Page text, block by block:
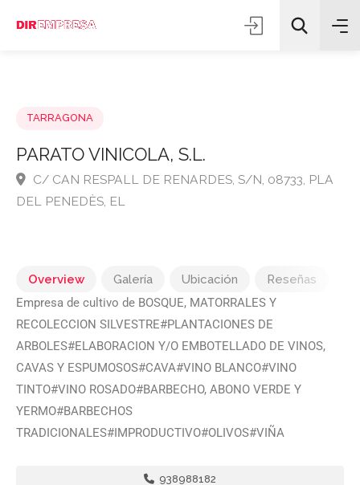
Todas las categorías
PARATO VINICOLA, S.L.
C/ CAN RESPALL DE RENARDES, S/N, 08733,
Overview Galería Ubicación
Reseñas
Empresa de cultivo de BOSQUE, MATORRALES Y
RECOLECCION SILVESTRE#PLANTACIONES DE
ARBOLES#ELABORACION Y/O EMBOTELLADO DE VINOS,
CAVAS Y ESPUMOSOS#CAVA#VINO BLANCO#VINO
TINTO#VINO ROSADO#BARBECHO, ABONO VERDE Y
YERMO#BARBECHOS
TRADICIONALES#IMPRODUCTIVO#OLIVOS#VIÑA
938988182